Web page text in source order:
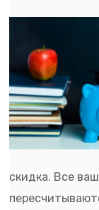
скидка. Все